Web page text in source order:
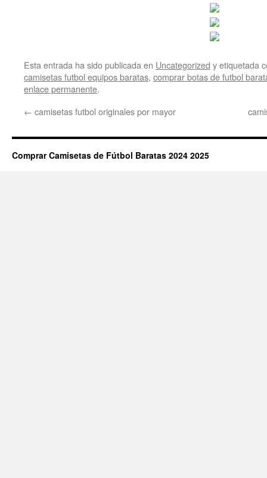
Esta entrada ha sido publicada en Uncategorized y etiquetada
camisetas futbol equipos baratas, comprar botas de futbol
enlace permanente.
← camisetas futbol originales por mayor
Comprar Camisetas de Fútbol Baratas 2024 2025